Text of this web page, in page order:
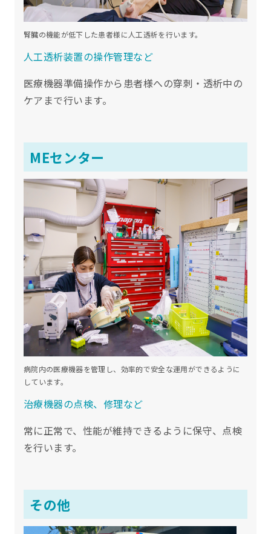
腎臓の機能が低下した患者様に人工透析を行います。
人工透析装置の操作管理など
医療機器準備操作から患者様への穿刺・透析中の
ケアまで行います。
MEセンター
病院内の医療機器を管理し、効率的で安全な運用ができるように
しています。
治療機器の点検、修理など
常に正常で、性能が維持できるように保守、点検
を行います。
その他